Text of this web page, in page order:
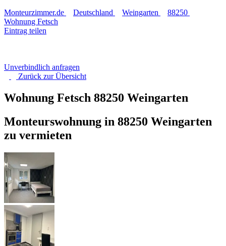
Monteurzimmer.de
Deutschland Weingarten
88250
Wohnung Fetsch
Eintrag teilen
Unverbindlich anfragen
Zurück zurÜbersicht
Wohnung Fetsch 88250 Weingarten
Monteurswohnung in 88250 Weingarten
zu vermieten